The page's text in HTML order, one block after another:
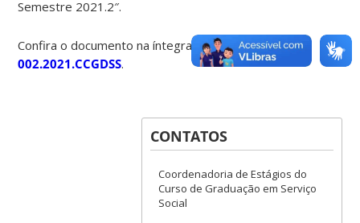
Semestre 2021.2″.
Confira o documento na íntegra: Resolução nº
002.2021.CCGDSS.
CONTATOS
Coordenadoria de Estágios do
Curso de Graduação em Serviço
Social